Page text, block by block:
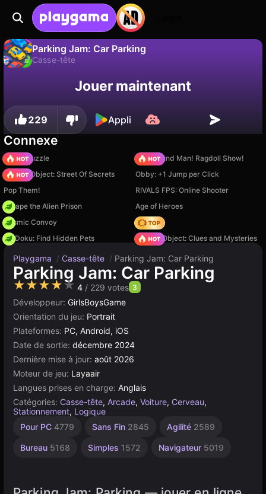
Parking Jam: Car Parking
Casse-tête
progression !
Non Enregistrer
Jouer maintenant
229 Appli
Connexe
Arrow Puzzle
Playground Man! Ragdoll Show!
Hidden Object: Street Of Secrets
Obby: +1 Jump per Click
Pop Them!
RIVALS FPS: Online Shooter
Escape the Alien Prison
Age of Heroes
Cosmic Convoy
Hedgies
PetDoku: Find Hidden Pets
Hidden Object: Clues and Mysteries
Playgama / Casse-tête / Parking Jam: Car Parking
Parking Jam: Car Parking
★★★★★ 4 / 229 votes 3
Développeur: GirlsBoysGame
Orientation du jeu: Portrait
Plateformes: PC, Android, iOS
Date de sortie: décembre 2024
Dernière mise à jour: août 2026
Moteur de jeu: Layaair
Langues prises en charge: Anglais
Catégories: Casse-tête, Arcade, Voiture, Cerveau,
Stationnement, Logique
Pour PC 4779 Sans Fin 2845 Agilité 2589
Bureau 5168 Simples 1572 Navigateur 5019